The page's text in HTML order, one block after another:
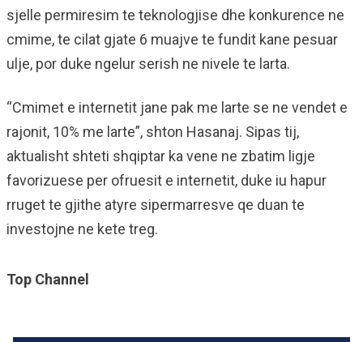
sjelle permiresim te teknologjise dhe konkurence ne
cmime, te cilat gjate 6 muajve te fundit kane pesuar
ulje, por duke ngelur serish ne nivele te larta.
“Cmimet e internetit jane pak me larte se ne vendet e
rajonit, 10% me larte”, shton Hasanaj. Sipas tij,
aktualisht shteti shqiptar ka vene ne zbatim ligje
favorizuese per ofruesit e internetit, duke iu hapur
rruget te gjithe atyre sipermarresve qe duan te
investojne ne kete treg.
Top Channel